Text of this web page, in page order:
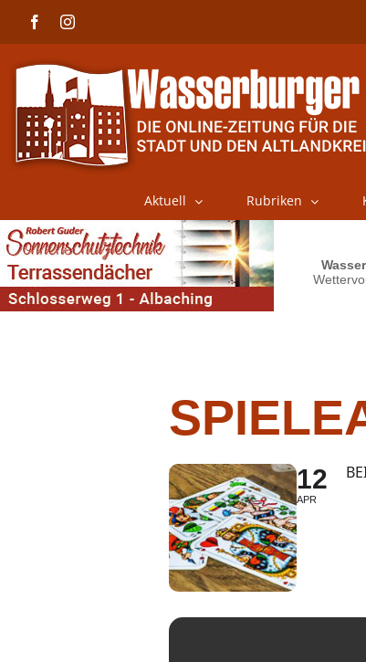
FacebookInstagram
Aktuell Rubriken
12
APR